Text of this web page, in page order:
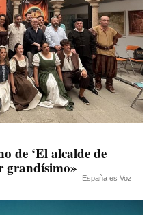
de ‘El alcalde de
grandísimo»
España es Voz